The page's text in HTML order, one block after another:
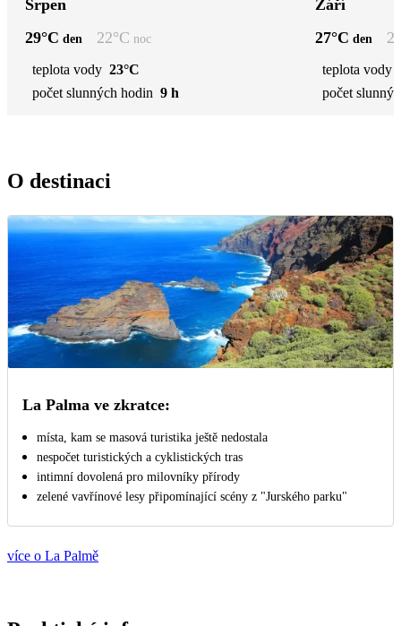
Srpen
29°C den 22°C noc
teplota vody 23°C
počet slunných hodin 9 h
Září
27°C den
teplota vody
počet
O destinaci
La Palma ve zkratce:
místa, kam se masová turistika ještě nedostala
nespočet turistických a cyklistických tras
intimní dovolená pro milovníky přírody
zelené vavřínové lesy připomínající scény z "Jurského parku"
více o La Palmě